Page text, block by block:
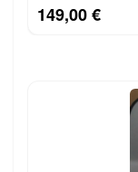
149,00 €